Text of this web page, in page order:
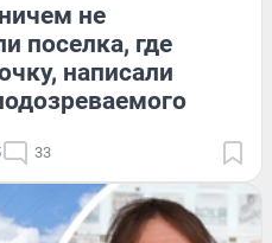
не
поселка, где
написали
33